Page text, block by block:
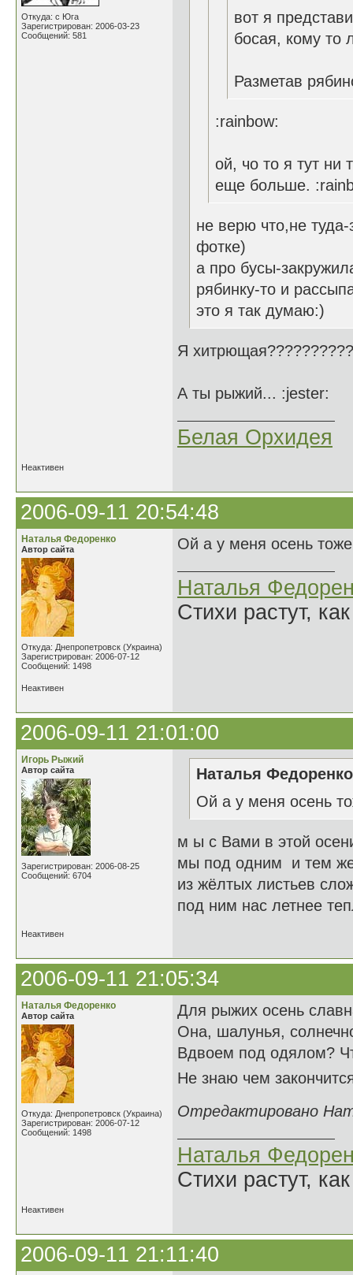
Откуда: с Юга
Зарегистрирован: 2006-03-23
Сообщений: 581
вот я
босая, кому то
Разметав
:rainbow:
ой, чо то я тут ни
еще больше.
не верю что,не
фотке)
а про бусы-
рябинку-то и
это я так думаю:)
Я
А ты рыжий... :jester:
Белая Орхидея
Неактивен
2006-09-11 20:54:48
Наталья Федоренко
Автор сайта
Откуда: Днепропетровск (Украина)
Зарегистрирован: 2006-07-12
Сообщений: 1498
Ой а у меня осень
Наталья
Стихи растут,
Неактивен
2006-09-11 21:01:00
Игорь Рыжий
Автор сайта
Зарегистрирован: 2006-08-25
Сообщений: 6704
Наталья
Ой а у меня осень
м ы с Вами в этой
мы под одним и тем
из жёлтых листьев
под ним нас летнее
Неактивен
2006-09-11 21:05:34
Наталья Федоренко
Автор сайта
Откуда: Днепропетровск (Украина)
Зарегистрирован: 2006-07-12
Сообщений: 1498
Для рыжих осень
Она, шалунья,
Вдвоем под одялом?
Не знаю чем
Отредактировано
Наталья
Стихи растут,
Неактивен
2006-09-11 21:11:40